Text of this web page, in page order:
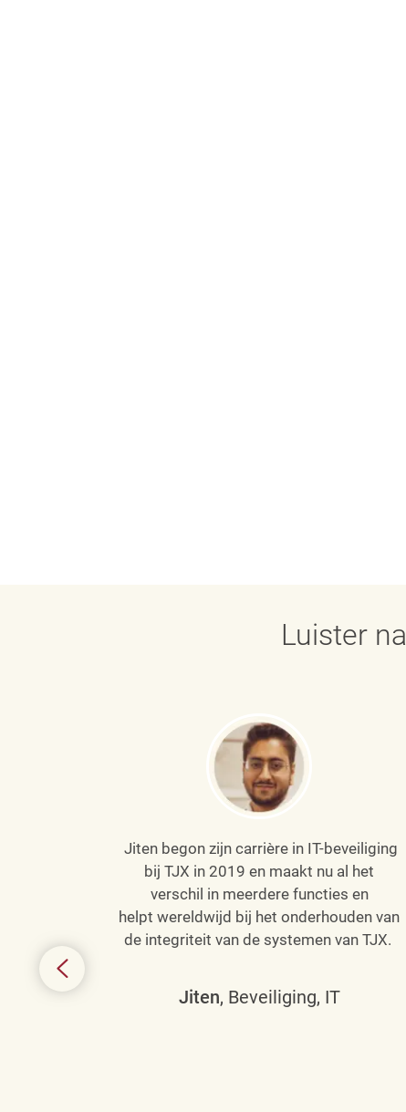
Luister
Jiten begon zijn carrière in IT-beveiliging
bij TJX in 2019 en maakt nu al het
verschil in meerdere functies en
helpt wereldwijd bij het onderhouden van
de integriteit van de systemen van TJX.
Jiten, Beveiliging, IT